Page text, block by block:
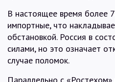
В настоящее время более
импортные, что
обстановкой. Россия в
силами, но это означает
случае поломок.